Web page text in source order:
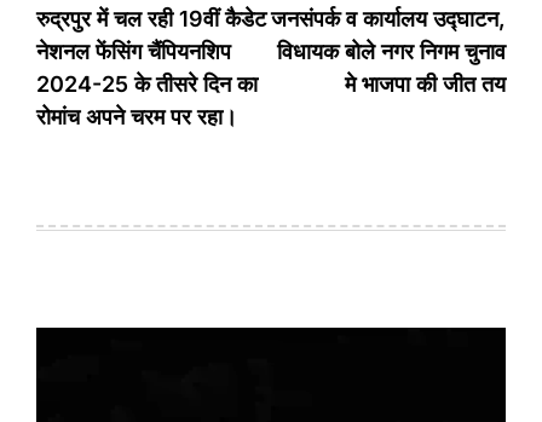
रुद्रपुर में चल रही 19वीं कैडेट
नेशनल फेंसिंग चैंपियनशिप
2024-25 के तीसरे दिन का
रोमांच अपने चरम पर रहा।
जनसंपर्क व कार्यालय उद्घाटन,
विधायक बोले नगर निगम चुनाव
मे भाजपा की जीत तय